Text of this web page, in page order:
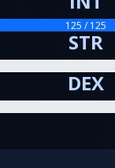
125 / 125
STR
DEX